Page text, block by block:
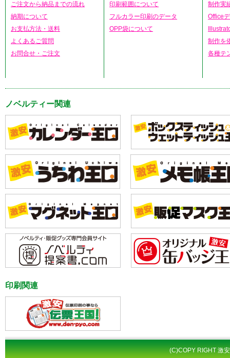
ご注文から納品までの流れ
納期について
お支払方法・送料
よくあるご質問
お問合せ・ご注文
印刷範囲について
フルカラー印刷のデータ
OPP袋について
制作実
Office
制作を
各種テ
ノベルティー関連
印刷関連
(C)COPY RIGHT 激